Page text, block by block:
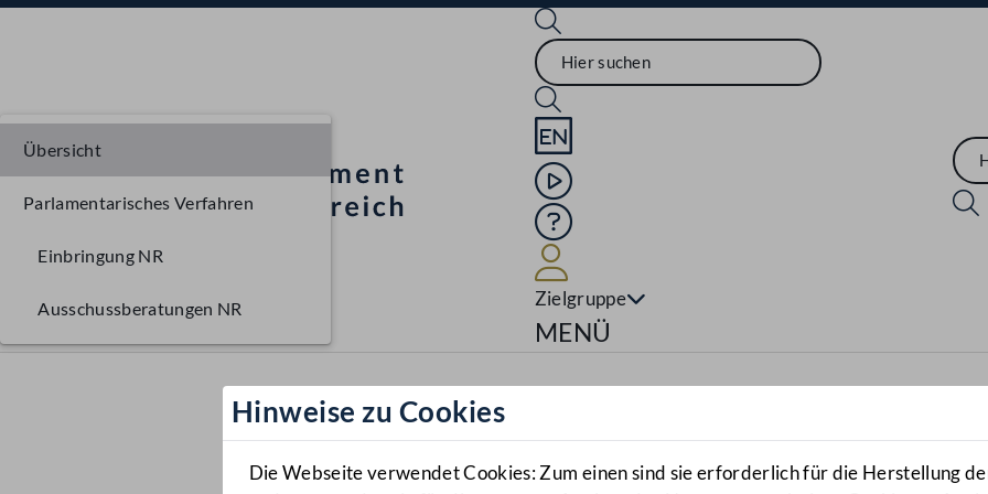
Sprache English
Mediathek
Hilfe
Zielgruppe
Navigationsmenü öffnen
MENÜ
Hinweise zu Cookies
Die Webseite verwendet Cookies: Zum einen sind sie erforderlich für die Herstellung
Übersicht
Parlamentarisches Verfahren
Einbringung NR
Ausschussberatungen NR